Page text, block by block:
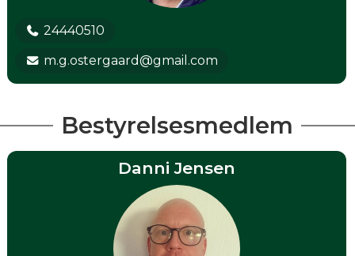
24440510
m.g.ostergaard@gmail.com
Bestyrelsesmedlem
Danni Jensen